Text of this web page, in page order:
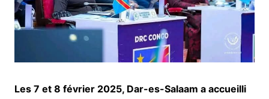
Les 7 et 8 février 2025, Dar-es-Salaam a accueilli